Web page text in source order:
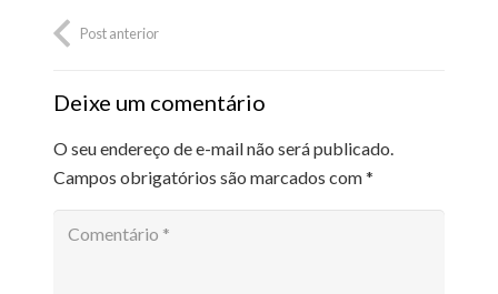
Post anterior
Deixe um comentário
O seu endereço de e-mail não será publicado.
Campos obrigatórios são marcados com*